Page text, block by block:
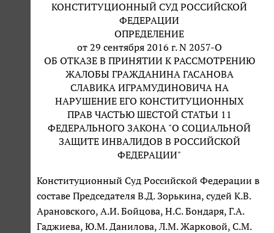
КОНСТИТУЦИОННЫЙ СУД РОССИЙСКОЙ
ФЕДЕРАЦИИ
ОПРЕДЕЛЕНИЕ
от 29 сентября 2016 г. N 2057-О
ОБ ОТКАЗЕ В ПРИНЯТИИ К РАССМОТРЕНИЮ
ЖАЛОБЫ ГРАЖДАНИНА ГАСАНОВА
СЛАВИКА ИГРАМУДИНОВИЧА НА
НАРУШЕНИЕ ЕГО КОНСТИТУЦИОННЫХ
ПРАВ ЧАСТЬЮ ШЕСТОЙ СТАТЬИ 11
ФЕДЕРАЛЬНОГО ЗАКОНА "О СОЦИАЛЬНОЙ
ЗАЩИТЕ ИНВАЛИДОВ В РОССИЙСКОЙ
ФЕДЕРАЦИИ"
Конституционный Суд Российской Федерации в
составе Председателя В.Д. Зорькина, судей К.В.
Арановского, А.И. Бойцова, Н.С. Бондаря, Г.А.
Гаджиева, Ю.М. Данилова, Л.М. Жарковой, С.М.